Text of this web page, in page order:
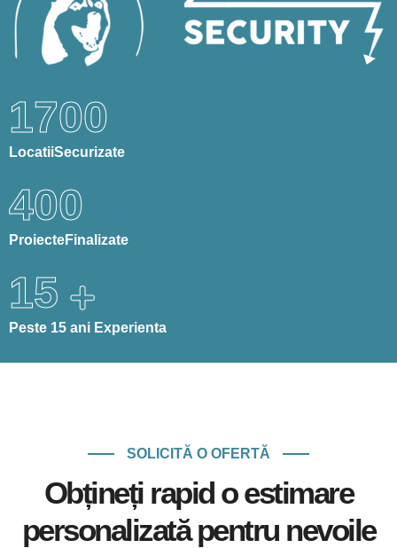
1700
LocatiiSecurizate
400
ProiecteFinalizate
15
Peste 15 ani Experienta
SOLICITĂ O OFERTĂ
Obțineți rapid o estimare
personalizatăpentru nevoile